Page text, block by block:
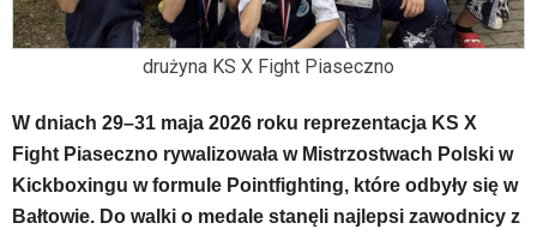
się
bezpośrednio
wiadomością.
nie
została
wyposażona
drużyna KS X Fight Piaseczno
W dniach 29–31 maja 2026 roku reprezentacja KS X
Fight Piaseczno rywalizowała w Mistrzostwach Polski w
Kickboxingu w formule Pointfighting, które odbyły się w
Bałtowie. Do walki o medale stanęli najlepsi zawodnicy z